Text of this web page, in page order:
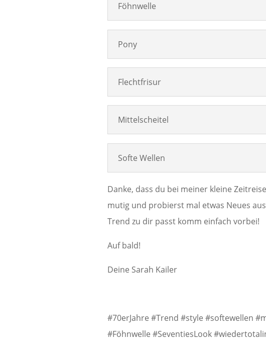
Föhnwelle
Pony
Flechtfrisur
Mittelscheitel
Softe Wellen
Danke, dass du bei meiner kleine
mutig und probierst mal etwas Neues
Trend zu dir passt komm einfach vorbei!
Auf bald!
Deine Sarah Kailer
#70erJahre #Trend #style #softewellen
#Föhnwelle #SeventiesLook